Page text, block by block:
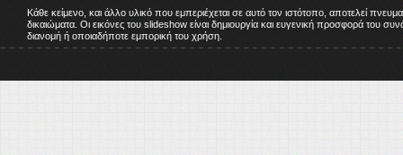
Κάθε κείμενο, και άλλο υλικό που εμπεριέχεται σε αυτό τον ιστότοπο, αποτελεί
δικαιώματα. Οι εικόνες του slideshow είναι δημιουργία και ευγενική προσφορά
διανομή ή οποιαδήποτε εμπορική του χρήση.